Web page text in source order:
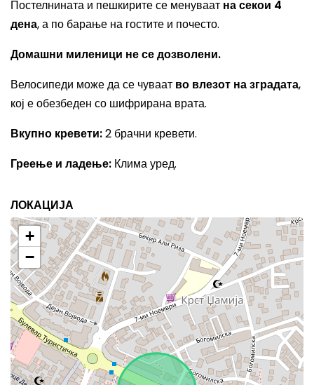
Постелнината и пешкирите се менуваат на секои 4
дена, а по барање на гостите и почесто.
Домашни миленици не се дозволени.
Велосипеди може да се чуваат во влезот на зградата,
кој е обезбеден со шифрирана врата.
Вкупно кревети:2 брачни кревети.
Греење и ладење: Клима уред.
ЛОКАЦИЈА
+
−